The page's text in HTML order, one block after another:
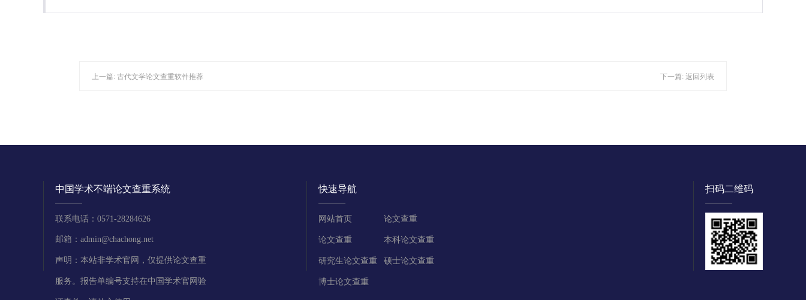
上一篇: 古代文学论文查重软件推荐 下一篇: 返回列表
中国学术不端论文查重系统
联系电话：0571-28284626
邮箱：admin@chachong.net
声明：本站非学术官网，仅提供论文查重
服务。报告单编号支持在中国学术官网验
快速导航 扫码二维码
网站首页 论文查重
论文查重 本科论文查重
研究生论文查重 硕士论文查重
博士论文查重